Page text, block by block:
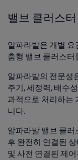
밸브 클러스
알파라발은 개별
춤형 밸브 클러스
알파라발의 전문성
주기, 세정력, 배수
과적으로 처리하는
니다.
알파라발 밸브 클
후 완전히 연결된
및 사전 연결된 제